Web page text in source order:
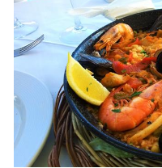
Familia & niños
Naturaleza & aire libre
Vida nocturna & Bares